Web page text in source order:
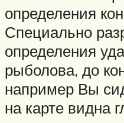
определения
Специально
определения
рыболова, до
например Вы
на карте видна